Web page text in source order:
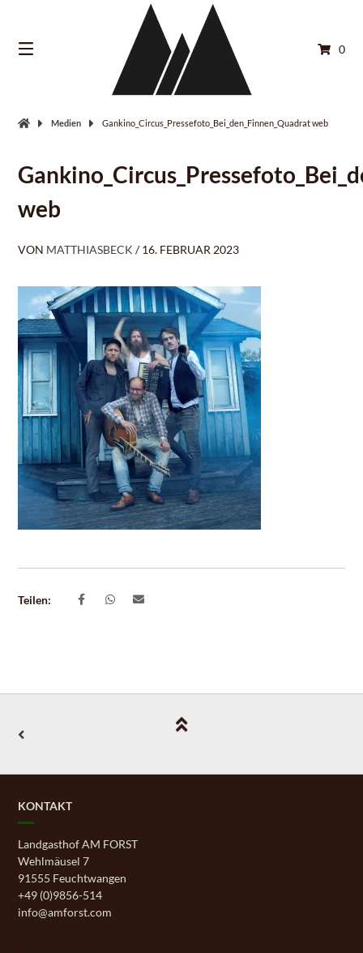
Inhalt
0
Medien Gankino_Circus_Pressefoto_Bei_den_Finnen_Quadrat web
web
VON MATTHIASBECK / 16. FEBRUAR 2023
Teilen:
KONTAKT
Landgasthof AM FORST
Wehlmäusel 7
91555 Feuchtwangen
+49 (0)9856-514
info@amforst.com